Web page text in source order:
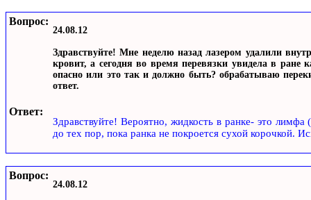
Вопрос:
24.08.12
Здравствуйте! Мне неделю назад лазером удалили
кровит, а сегодня во время перевязки увидела в ране
опасно или это так и должно быть? обрабатываю
ответ.
Ответ:
Здравствуйте! Вероятно, жидкость в ранке- это
до тех пор, пока ранка не покроется сухой корочкой.
Вопрос:
24.08.12